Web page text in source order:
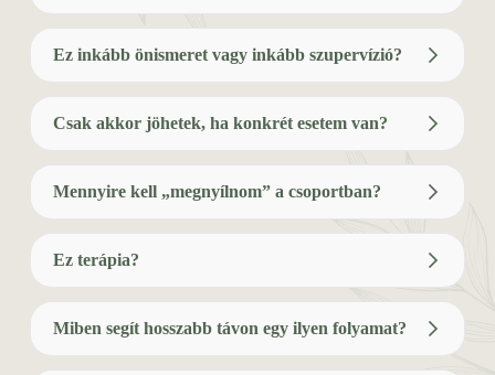
Ez inkább önismeret vagy inkább szupervízió?
Csak akkor jöhetek, ha konkrét esetem van?
Mennyire kell „megnyílnom” a csoportban?
Ez terápia?
Miben segít hosszabb távon egy ilyen folyamat?